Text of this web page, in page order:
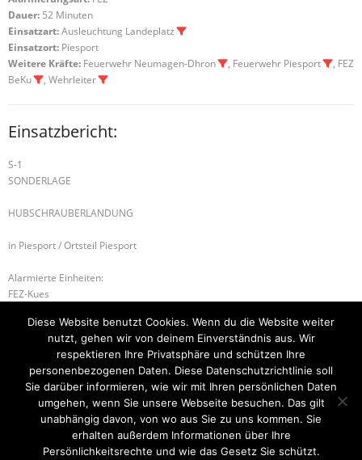
Dauer: 52 Minuten
Einsatzart:Ausleuchtung Landeplatz
Einsatzort: Piesport
Weitere Kräfte: Feuerwehr Neumagen-Dhron , Feuerwehr Piesport
, FEZ
BeKu
, Wehrleiter
Einsatzbericht:
S-1
SONDERLAGE
HUBSCHRAUBERLANDUNG
in Piesport / Ortsteil Piesport
Alarmierte Einheiten:
FEZ-Kues
FF-Piesport-Gruppe
H-2 TÜR ÖFFNEN DRINGEND B-2 KAMINBRAND
Startseite Einsätze Mitglied werden Über uns
Diese Website benutzt Cookies. Wenn du die Website weiter
nutzt, gehen wir von deinem Einverständnis aus. Wir
respektieren Ihre Privatsphäre und schützen Ihre
personenbezogenen Daten. Diese Datenschutzrichtlinie soll
Sie darüber informieren, wie wir mit Ihren persönlichen Daten
umgehen, wenn Sie unsere Webseite besuchen. Das gilt
unabhängig davon, von wo aus Sie zu uns kommen. Sie
erhalten außerdem Informationen über Ihre
Persönlichkeitsrechte und wie das Gesetz Sie schützt.